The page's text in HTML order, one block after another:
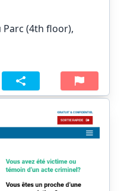
Parc (4th floor),